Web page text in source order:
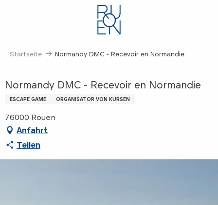
Startseite Normandy DMC - Recevoir en Normandie
Normandy DMC - Recevoir en Normandie
ESCAPE GAME ORGANISATOR VON KURSEN
76000 Rouen
Anfahrt
Teilen